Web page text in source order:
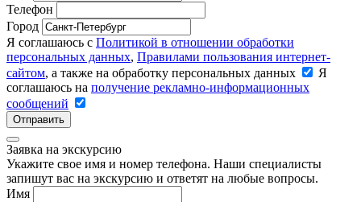
Телефон
Город
Я соглашаюсь с Политикой в отношении обработки
персональных данных, Правилами пользования интернет-
сайтом, а также на обработку персональных данных
Я
соглашаюсь на получение рекламно-информационных
сообщений
Отправить
Заявка на экскурсию
Укажите свое имя и номер телефона. Наши специалисты
запишут вас на экскурсию и ответят на любые вопросы.
Имя